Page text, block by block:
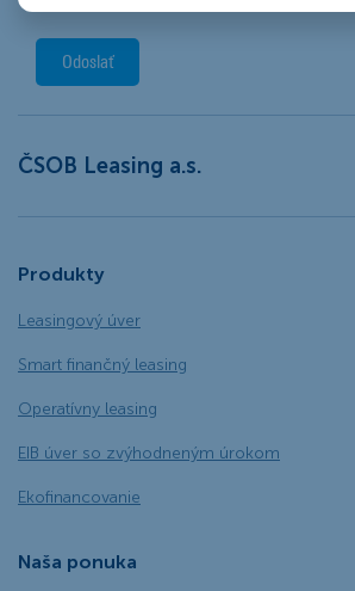
Odoslať
ČSOB Leasing a.s.
Produkty
Leasingový úver
Smart finančný leasing
Operatívny leasing
EIB úver so zvýhodneným úrokom
Ekofinancovanie
Naša ponuka